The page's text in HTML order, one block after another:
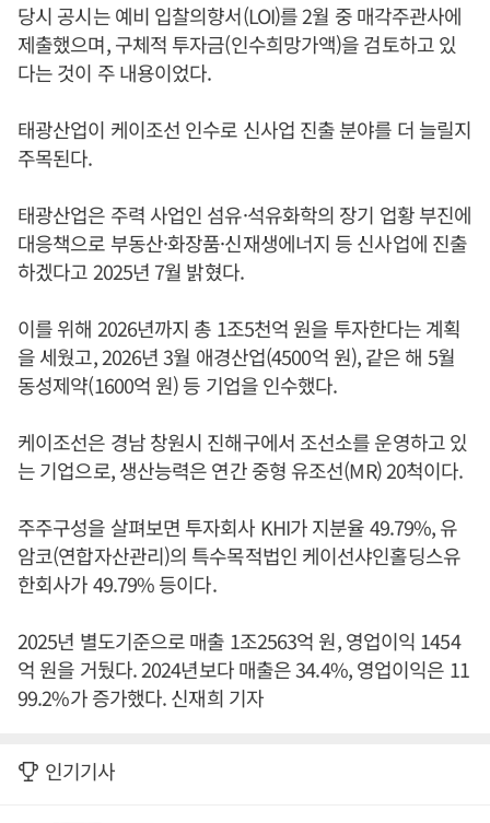
당시 공시는 예비 입찰의향서(LOI)를 2월 중 매각주관사에
제출했으며, 구체적 투자금(인수희망가액)을 검토하고 있
다는 것이 주 내용이었다.
태광산업이 케이조선 인수로 신사업 진출 분야를 더 늘릴지
주목된다.
태광산업은 주력 사업인 섬유·석유화학의 장기 업황 부진에
대응책으로 부동산·화장품·신재생에너지 등 신사업에 진출
하겠다고 2025년 7월 밝혔다.
이를 위해 2026년까지 총 1조5천억 원을 투자한다는 계획
을 세웠고, 2026년 3월 애경산업(4500억 원), 같은 해 5월
동성제약(1600억 원) 등 기업을 인수했다.
케이조선은 경남 창원시 진해구에서 조선소를 운영하고 있
는 기업으로, 생산능력은 연간 중형 유조선(MR) 20척이다.
주주구성을 살펴보면 투자회사 KHI가 지분율 49.79%, 유
암코(연합자산관리)의 특수목적법인 케이선샤인홀딩스유
한회사가 49.79% 등이다.
2025년 별도기준으로 매출 1조2563억 원, 영업이익 1454
억 원을 거뒀다. 2024년보다 매출은 34.4%, 영업이익은 11
99.2%가 증가했다. 신재희 기자
인기기사